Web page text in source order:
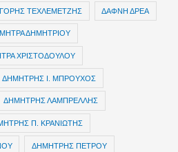
ΤΕΧΛΕΜΕΤΖΗΣ ΔΑΦΝΗ ΔΡΕΑ
ΔΗΜΗΤΡΙΟΥ
ΧΡΙΣΤΟΔΟΥΛΟΥ
ΔΗΜΗΤΡΗΣ Ι. ΜΠΡΟΥΧΟΣ
ΔΗΜΗΤΡΗΣ ΛΑΜΠΡΕΛΛΗΣ
Π. ΚΡΑΝΙΩΤΗΣ
ΔΗΜΗΤΡΗΣ ΠΕΤΡΟΥ